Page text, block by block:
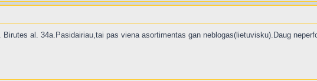
al. 34a.Pasidairiau,tai pas viena asortimentas gan neblogas(lietuvisku).Daug